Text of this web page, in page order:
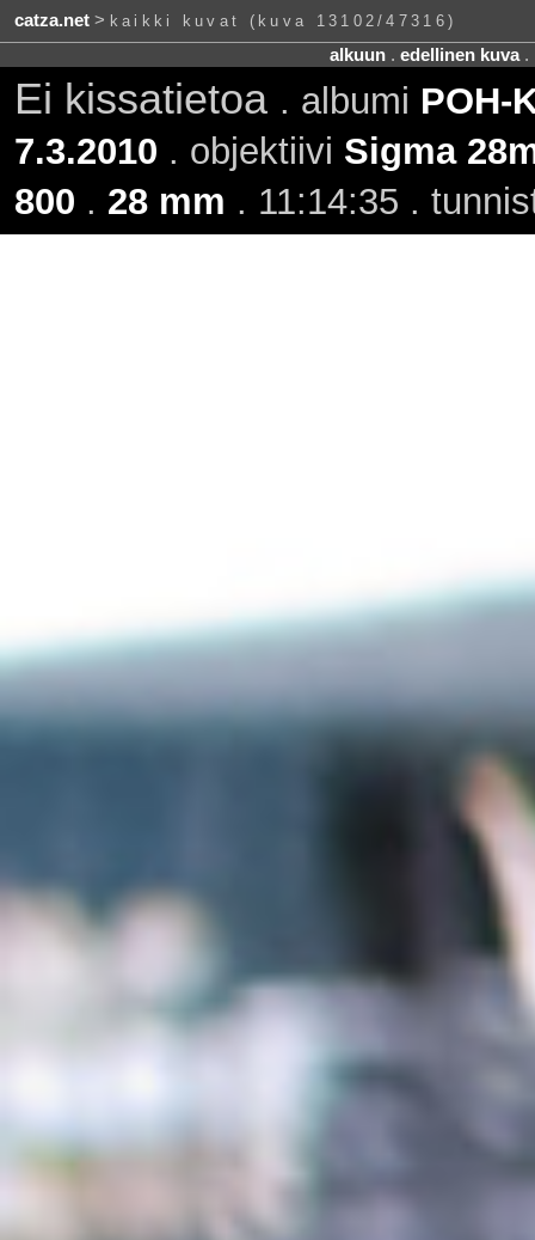
catza.net> kaikki kuvat (kuva 13102/47316)
alkuun. edellinen kuva.
Ei kissatietoa . albumi POH-
7.3.2010 . objektiivi Sigma
800 . 28 mm . 11:14:35 .